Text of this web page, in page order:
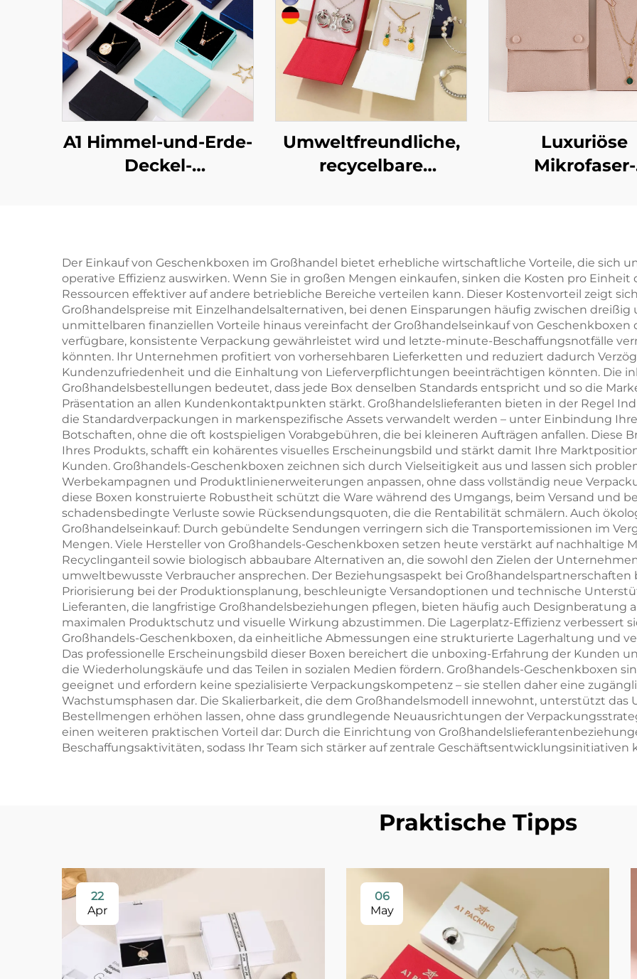
A1 Himmel-und-Erde-
Deckel-
kundenspezifische
Größe und Form,
Artpapier-/Karton-
Material – punktuelle
Großhandelsverfügbarkeit
Umweltfreundliche,
recycelbare
Mindestbestellmenge
(MOQ);
minimalistischer
Karton-
Schmuckkasten für
Geschenke,
Einzelhandelsfertig,
sofort versandbereit
Luxuriöse
Mikrofaser-
Karton-
Halsketten
Armbänder
individuellem
und
Der Einkauf von Geschenkboxen im Großhandel bietet erhebliche wirtschaftliche Vorteile, die sich
operative Effizienz auswirken. Wenn Sie in großen Mengen einkaufen, sinken die Kosten pro
Ressourcen effektiver auf andere betriebliche Bereiche verteilen kann. Dieser Kostenvorteil zeigt
Großhandelspreise mit Einzelhandelsalternativen, bei denen Einsparungen häufig zwischen dreißig
unmittelbaren finanziellen Vorteile hinaus vereinfacht der Großhandelseinkauf von
verfügbare, konsistente Verpackung gewährleistet wird und letzte-minute-Beschaffungsnotfälle
könnten. Ihr Unternehmen profitiert von vorhersehbaren Lieferketten und reduziert dadurch
Kundenzufriedenheit und die Einhaltung von Lieferverpflichtungen beeinträchtigen könnten. Die
Großhandelsbestellungen bedeutet, dass jede Box denselben Standards entspricht und so die
Präsentation an allen Kundenkontaktpunkten stärkt. Großhandelslieferanten bieten in der Regel
die Standardverpackungen in markenspezifische Assets verwandelt werden – unter Einbindung
Botschaften, ohne die oft kostspieligen Vorabgebühren, die bei kleineren Aufträgen anfallen.
Ihres Produkts, schafft ein kohärentes visuelles Erscheinungsbild und stärkt damit Ihre
Kunden. Großhandels-Geschenkboxen zeichnen sich durch Vielseitigkeit aus und lassen sich
Werbekampagnen und Produktlinienerweiterungen anpassen, ohne dass vollständig neue
diese Boxen konstruierte Robustheit schützt die Ware während des Umgangs, beim Versand und
schadensbedingte Verluste sowie Rücksendungsquoten, die die Rentabilität schmälern. Auch
Großhandelseinkauf: Durch gebündelte Sendungen verringern sich die Transportemissionen im
Mengen. Viele Hersteller von Großhandels-Geschenkboxen setzen heute verstärkt auf nachhaltige
Recyclinganteil sowie biologisch abbaubare Alternativen an, die sowohl den Zielen der
umweltbewusste Verbraucher ansprechen. Der Beziehungsaspekt bei
Priorisierung bei der Produktionsplanung, beschleunigte Versandoptionen und technische
Lieferanten, die langfristige Großhandelsbeziehungen pflegen, bieten häufig auch Designberatung
maximalen Produktschutz und visuelle Wirkung abzustimmen. Die Lagerplatz-Effizienz verbessert
Großhandels-Geschenkboxen, da einheitliche Abmessungen eine strukturierte Lagerhaltung und
Das professionelle Erscheinungsbild dieser Boxen bereichert die unboxing-Erfahrung der Kunden
die Wiederholungskäufe und das Teilen in sozialen Medien fördern. Großhandels-Geschenkboxen
geeignet und erfordern keine spezialisierte Verpackungskompetenz – sie stellen daher eine
Wachstumsphasen dar. Die Skalierbarkeit, die dem Großhandelsmodell innewohnt, unterstützt das
Bestellmengen erhöhen lassen, ohne dass grundlegende Neuausrichtungen der
einen weiteren praktischen Vorteil dar: Durch die Einrichtung von
Beschaffungsaktivitäten, sodass Ihr Team sich stärker auf zentrale Geschäftsentwicklungsinitiativen
Praktische Tipps
22
Apr
06
May